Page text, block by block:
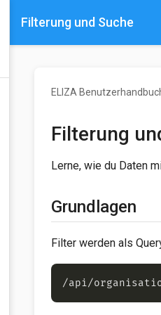
Filterung und Suche
ELIZA
Filterung
Lerne, wie du Daten
Grundlagen
Filter werden als